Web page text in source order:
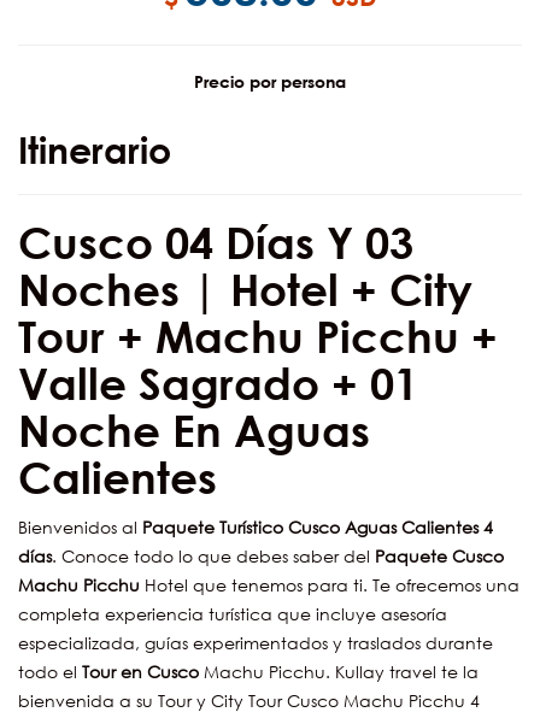
Precio por persona
Itinerario
Cusco 04 Días Y 03
Noches | Hotel + City
Tour + Machu Picchu +
Valle Sagrado + 01
Noche En Aguas
Calientes
Bienvenidos al Paquete Turístico Cusco Aguas Calientes 4
días. Conoce todo lo que debes saber del Paquete Cusco
Machu Picchu Hotel que tenemos para ti. Te ofrecemos una
completa experiencia turística que incluye asesoría
especializada, guías experimentados y traslados durante
todo el Tour en Cusco Machu Picchu. Kullay travel te la
bienvenida a su Tour y City Tour Cusco Machu Picchu 4